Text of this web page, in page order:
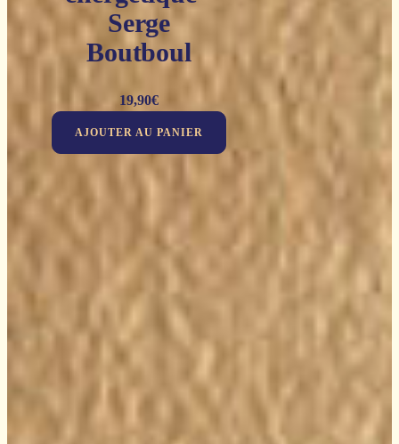
Serge
Boutboul
19,90€
AJOUTER AU PANIER